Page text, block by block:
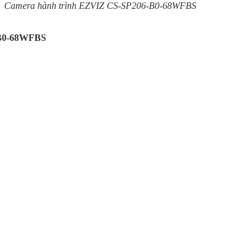
Camera hành trình EZVIZ CS-SP206-B0-68WFBS
68WFBS